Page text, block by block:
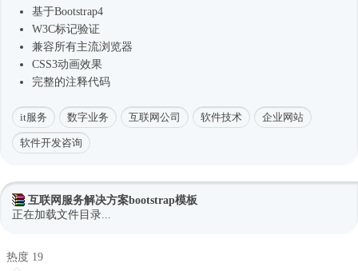
基于Bootstrap4
W3C标记验证
兼容所有主流浏览器
CSS3动画效果
完整的注释代码
it服务 数字业务 互联网公司 软件技术 企业网站
软件开发咨询
互联网服务解决方案bootstrap模板
正在加载文件目录...
热度 19